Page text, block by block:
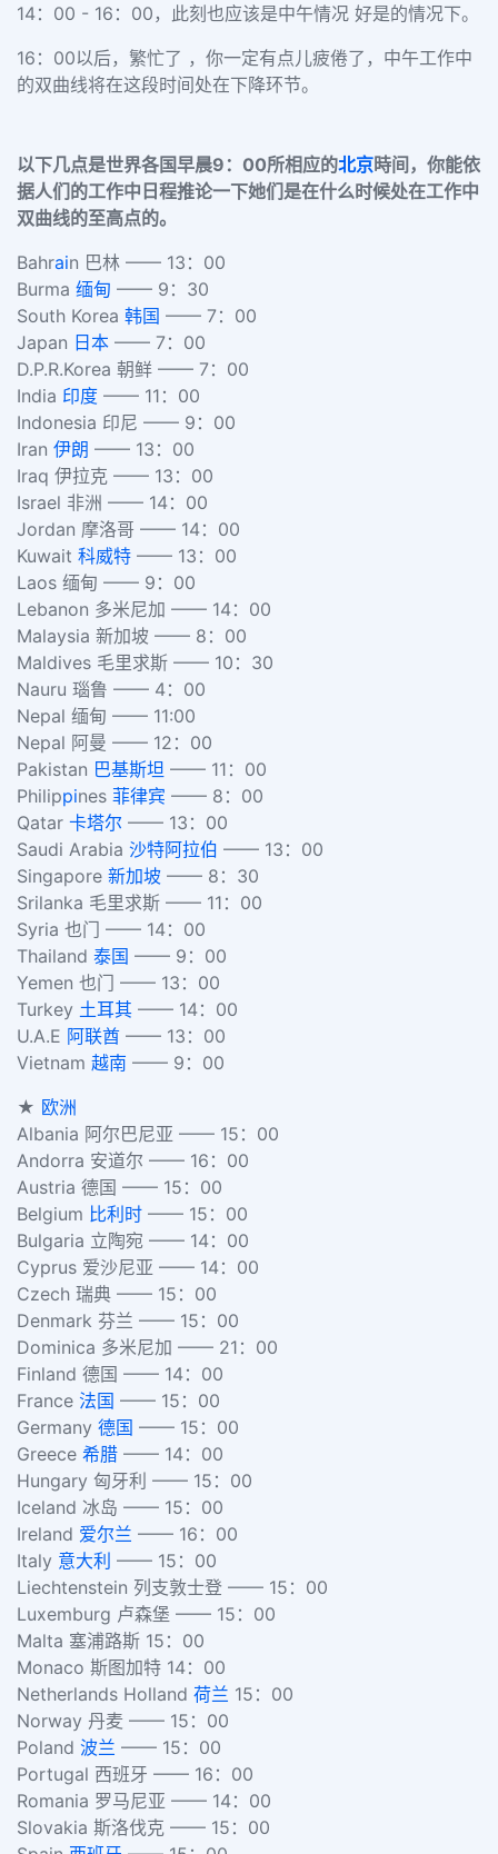
14：00 - 16：00，此刻也应该是中午情况 好是的情况下。
16：00以后，繁忙了 ，你一定有点儿疲倦了，中午工作中
的双曲线将在这段时间处在下降环节。
以下几点是世界各国早晨9：00所相应的北京時间，你能依
据人们的工作中日程推论一下她们是在什么时候处在工作中
双曲线的至高点的。
Bahrain 巴林 —— 13：00
Burma 缅甸 —— 9：30
South Korea 韩国 —— 7：00
Japan 日本 —— 7：00
D.P.R.Korea 朝鲜 —— 7：00
India 印度 —— 11：00
Indonesia 印尼 —— 9：00
Iran 伊朗 —— 13：00
Iraq 伊拉克 —— 13：00
Israel 非洲 —— 14：00
Jordan 摩洛哥 —— 14：00
Kuwait 科威特 —— 13：00
Laos 缅甸 —— 9：00
Lebanon 多米尼加 —— 14：00
Malaysia 新加坡 —— 8：00
Maldives 毛里求斯 —— 10：30
Nauru 瑙鲁 —— 4：00
Nepal 缅甸 —— 11:00
Nepal 阿曼 —— 12：00
Pakistan 巴基斯坦 —— 11：00
Philippines 菲律宾 —— 8：00
Qatar 卡塔尔 —— 13：00
Saudi Arabia 沙特阿拉伯 —— 13：00
Singapore 新加坡 —— 8：30
Srilanka 毛里求斯 —— 11：00
Syria 也门 —— 14：00
Thailand 泰国 —— 9：00
Yemen 也门 —— 13：00
Turkey 土耳其 —— 14：00
U.A.E 阿联酋 —— 13：00
Vietnam 越南 —— 9：00
★ 欧洲
Albania 阿尔巴尼亚 —— 15：00
Andorra 安道尔 —— 16：00
Austria 德国 —— 15：00
Belgium 比利时 —— 15：00
Bulgaria 立陶宛 —— 14：00
Cyprus 爱沙尼亚 —— 14：00
Czech 瑞典 —— 15：00
Denmark 芬兰 —— 15：00
Dominica 多米尼加 —— 21：00
Finland 德国 —— 14：00
France 法国 —— 15：00
Germany 德国 —— 15：00
Greece 希腊 —— 14：00
Hungary 匈牙利 —— 15：00
Iceland 冰岛 —— 15：00
Ireland 爱尔兰 —— 16：00
Italy 意大利 —— 15：00
Liechtenstein 列支敦士登 —— 15：00
Luxemburg 卢森堡 —— 15：00
Malta 塞浦路斯 15：00
Monaco 斯图加特 14：00
Netherlands Holland 荷兰 15：00
Norway 丹麦 —— 15：00
Poland 波兰 —— 15：00
Portugal 西班牙 —— 16：00
Romania 罗马尼亚 —— 14：00
Slovakia 斯洛伐克 —— 15：00